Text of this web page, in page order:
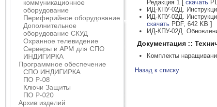
коммуникационное
оборудование
Периферийное оборудование
Дополнительное
оборудование СКУД
Охранное телевидение
Серверы и АРМ для СПО
ИНДИГИРКА
Программное обеспечение
СПО ИНДИГИРКА
ПО Р-08
Ключи Защиты
ПО Р-020
Архив изделий
Редакция 1 [ скачать
ИД-КПУ-02Д.
ИД-КПУ-02Д.
скачать PDF, 642 KB ]
ИД-КПУ-02Д.
Документация ::
Комплекты
Назад к списку